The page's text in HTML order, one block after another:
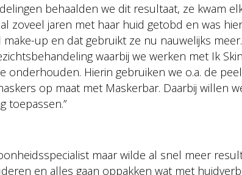
behaalden we dit resultaat, ze kwam
zoveel jaren met haar huid getobd en was
make-up en dat gebruikt ze nu nauwelijks
waarbij we werken met Ik
onderhouden. Hierin gebruiken we o.a. de
op maat met Maskerbar. Daarbij willen
toepassen.”
maar wilde al snel meer
en alles gaan oppakken wat met